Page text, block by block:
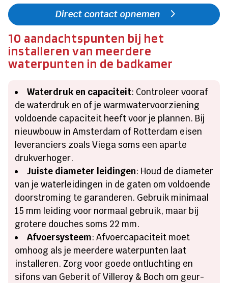
Direct contact opnemen
10 aandachtspunten bij het
installeren van meerdere
waterpunten in de badkamer
Waterdruk en capaciteit: Controleer vooraf
de waterdruk en of je warmwatervoorziening
voldoende capaciteit heeft voor je plannen. Bij
nieuwbouw in Amsterdam of Rotterdam eisen
leveranciers zoals Viega soms een aparte
drukverhoger.
Juiste diameter leidingen: Houd de diameter
van je waterleidingen in de gaten om voldoende
doorstroming te garanderen. Gebruik minimaal
15 mm leiding voor normaal gebruik, maar bij
grotere douches soms 22 mm.
Afvoersysteem: Afvoercapaciteit moet
omhoog als je meerdere waterpunten laat
installeren. Zorg voor goede ontluchting en
sifons van Geberit of Villeroy & Boch om geur-